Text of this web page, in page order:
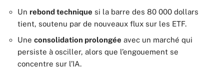
Un rebond technique si la barre des 80 000 dollars
tient, soutenu par de nouveaux flux sur les ETF.
Une consolidation prolongée avec un marché qui
persiste à osciller, alors que l’engouement se
concentre sur l’IA.